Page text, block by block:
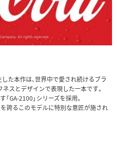
た本作は、世界中で愛され続けるブラ
スとデザインで表現した一本です。
GA-2100」シリーズを採用。
誇るこのモデルに特別な意匠が施され